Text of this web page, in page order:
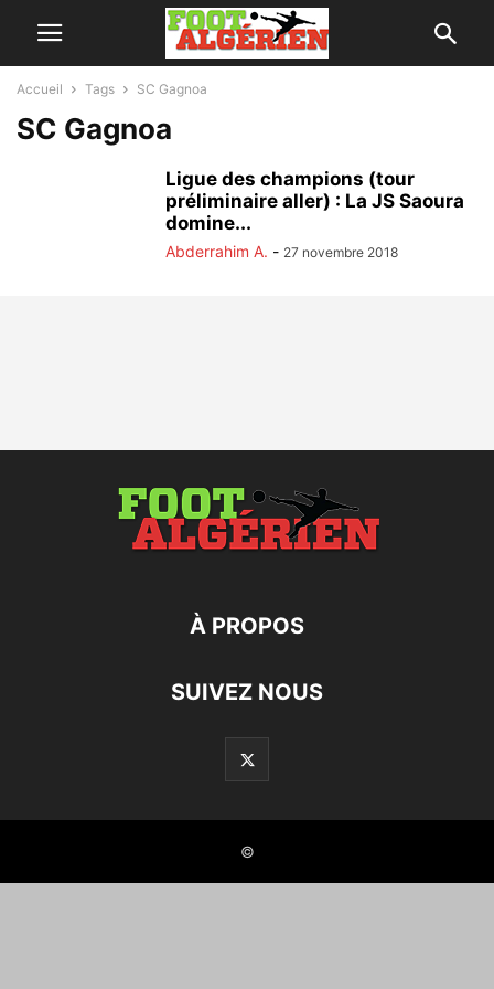
Accueil Tags SC Gagnoa
SC Gagnoa
Ligue des champions (tour
préliminaire aller) : La JS Saoura
domine...
Abderrahim A. - 27 novembre 2018
À PROPOS
SUIVEZ NOUS
©